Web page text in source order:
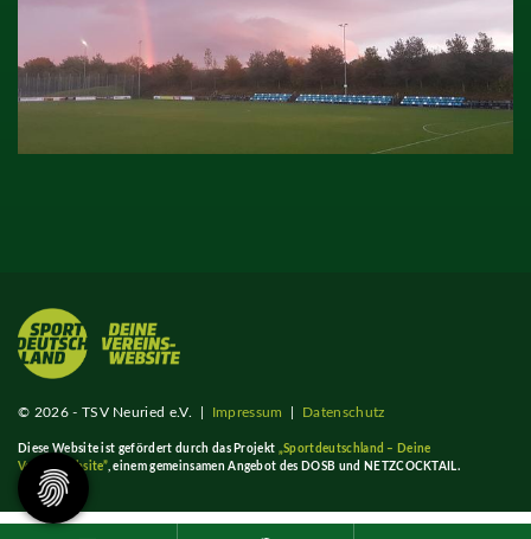
© 2026 - TSV Neuried e.V. | Impressum Datenschutz
Diese Website ist gefördert durch das Projekt „Sportdeutschland – Deine
Vereinswebsite”, einem gemeinsamen Angebot des DOSB und NETZCOCKTAIL.